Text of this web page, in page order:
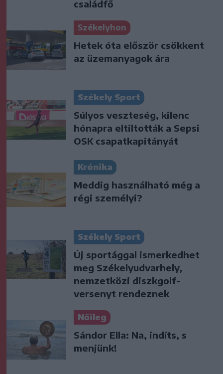
családfő
Székelyhon
Hetek óta először csökkent
az üzemanyagok ára
Székely Sport
Súlyos veszteség, kilenc
hónapra eltiltották a Sepsi
OSK csapatkapitányát
Krónika
Meddig használható még a
régi személyi?
Székely Sport
Új sportággal ismerkedhet
meg Székelyudvarhely,
nemzetközi diszkgolf-
versenyt rendeznek
Nőileg
Sándor Ella: Na, indíts, s
menjünk!